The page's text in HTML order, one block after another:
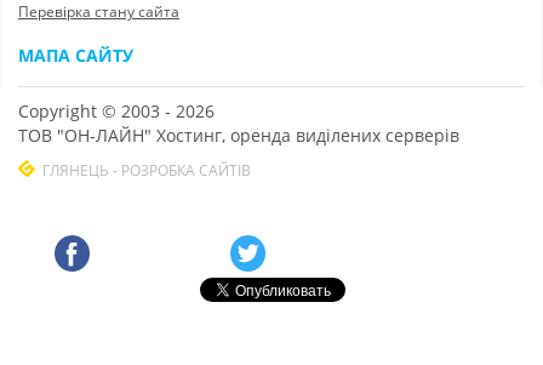
Перевірка стану сайта
МАПА САЙТУ
Copyright © 2003 - 2026
ТОВ "ОН-ЛАЙН" Хостинг, оренда виділених серверів
ГЛЯНЕЦЬ - РОЗРОБКА САЙТІВ